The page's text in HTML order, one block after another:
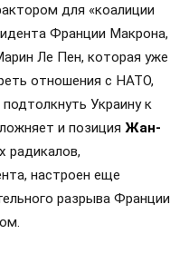
для «коалиции
Франции Макрона,
Ле Пен, которая уже
отношения с НАТО,
Украину к
и позиция Жан-
радикалов,
настроен еще
разрыва Франции